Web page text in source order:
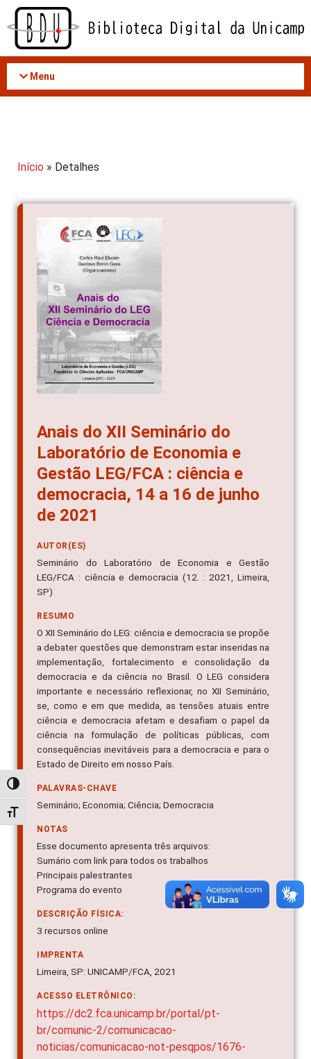
Acessar
conteúdo
Alternar alto contraste
Alternar tamanho da fonte
Menu
Início » Detalhes
Anais do XII Seminário do
Laboratório de Economia e
Gestão LEG/FCA : ciência e
democracia, 14 a 16 de junho
de 2021
AUTOR(ES)
Seminário do Laboratório de Economia e Gestão
LEG/FCA : ciência e democracia (12. : 2021, Limeira,
SP)
RESUMO
O XII Seminário do LEG: ciência e democracia se propõe
a debater questões que demonstram estar inseridas na
implementação, fortalecimento e consolidação da
democracia e da ciência no Brasil. O LEG considera
importante e necessário reflexionar, no XII Seminário,
se, como e em que medida, as tensões atuais entre
ciência e democracia afetam e desafiam o papel da
ciência na formulação de políticas públicas, com
consequências inevitáveis para a democracia e para o
Estado de Direito em nosso País.
PALAVRAS-CHAVE
Seminário; Economia; Ciência; Democracia
NOTAS
Esse documento apresenta três arquivos:
Sumário com link para todos os trabalhos
Principais palestrantes
Programa do evento
DESCRIÇÃO FÍSICA:
3 recursos online
IMPRENTA
Limeira, SP: UNICAMP/FCA, 2021
ACESSO ELETRÔNICO:
https://dc2.fca.unicamp.br/portal/pt-
br/comunic-2/comunicacao-
noticias/comunicacao-not-pesqpos/1676-